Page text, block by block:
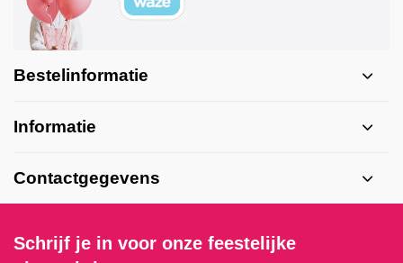
Bestelinformatie
Informatie
Contactgegevens
Schrijf je in voor onze feestelijke